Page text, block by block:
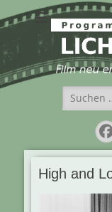
Suchen
nach:
High and